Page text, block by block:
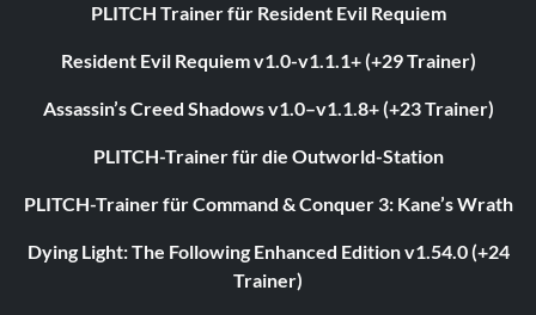
PLITCH Trainer für Resident Evil Requiem
Resident Evil Requiem v1.0-v1.1.1+ (+29 Trainer)
Assassin’s Creed Shadows v1.0–v1.1.8+ (+23 Trainer)
PLITCH-Trainer für die Outworld-Station
PLITCH-Trainer für Command & Conquer 3: Kane’s Wrath
Dying Light: The Following Enhanced Edition v1.54.0 (+24
Trainer)